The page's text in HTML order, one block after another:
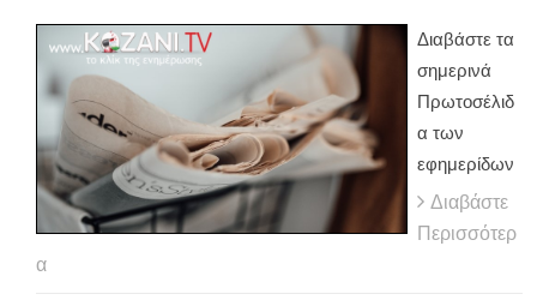
Διαβάστε τα
σημερινά
Πρωτοσέλιδ
α των
εφημερίδων
Διαβάστε
Περισσότερ
α